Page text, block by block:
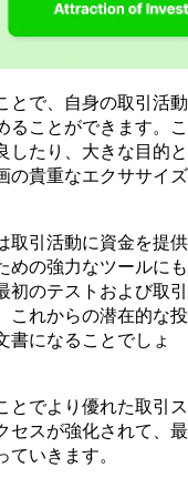
とで、自身の取引活動
ることができます。こ
したり、大きな目的と
の貴重なエクササイズ
取引活動に資金を提供
めの強力なツールにも
初のテストおよび取引
これからの潜在的な投
書になることでしょ
とでより優れた取引ス
セスが強化されて、最
いきます。